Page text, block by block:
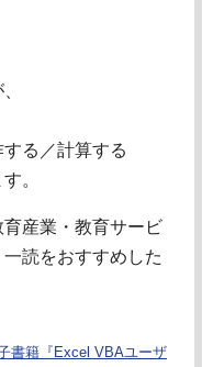
る／計算する
。
産業・教育サービ
読をおすすめした
書籍『Excel VBAユーザ